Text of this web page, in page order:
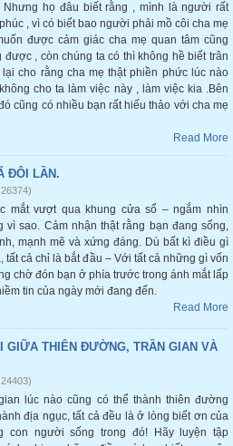
Nhưng họ đâu biết rằng , mình là người rất
, vì có biết bao người phải mồ côi cha mẹ
được cảm giác cha mẹ quan tâm cũng
được , còn chúng ta có thì không hề biết trân
lại cho rằng cha mẹ thật phiền phức lúc nào
cho ta làm việc này , làm việc kia .Bên
cũng có nhiều bạn rất hiếu thảo với cha mẹ
Read More
ĐÔI LẦN.
mắt vượt qua khung cửa sổ – ngắm nhìn
vì sao. Cảm nhận thật rằng bạn đang sống,
mạnh mẽ và xứng đáng. Dù bất kì điều gì
tất cả chỉ là bắt đầu – Với tất cả những gì vốn
chờ đón bạn ở phía trước trong ánh mắt lấp
tin của ngày mới đang đến.
Read More
GIỮA THIÊN ĐƯỜNG, TRẦN GIAN VÀ
lúc nào cũng có thể thành thiên đường
địa ngục, tất cả đều là ở lòng biết ơn của
con người sống trong đó! Hãy luyện tập